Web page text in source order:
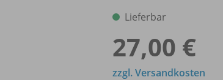
Lieferbar
27,00 €
zzgl. Versandkosten